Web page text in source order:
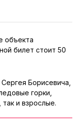
объекта
билет стоит 50
Борисевича,
горки,
так и взрослые.